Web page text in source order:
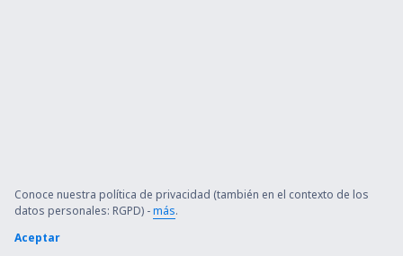
Conoce nuestra política de privacidad (también en el contexto de los
datos personales: RGPD) -más.
Aceptar